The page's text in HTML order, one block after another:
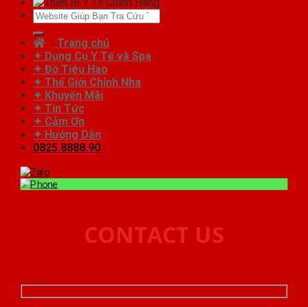
Tìm
kiếm:
Trang chủ
✦ Dụng Cụ Y Tế và Spa
✦ Đồ Tiêu Hao
✦ Thế Giới Chỉnh Nha
✦ Khuyến Mãi
✦ Tin Tức
✦ Cảm Ơn
✦ Hướng Dẫn
0825.8888.90
CONTACT US